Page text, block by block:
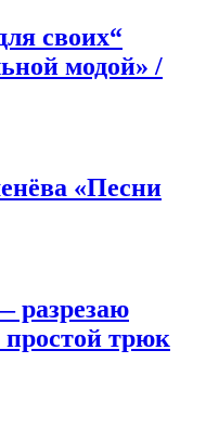
своих“
модой» /
«Песни
разрезаю
трюк